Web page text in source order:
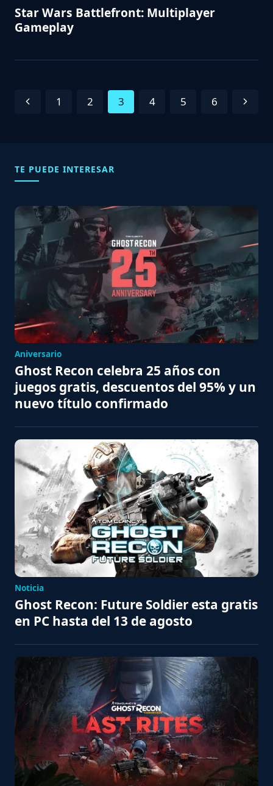
Star Wars Battlefront: Multiplayer
Gameplay
Navegación
Previous
1 2 3 4 5 6
Next
TE PUEDE INTERESAR
Aniversario
Ghost Recon celebra 25 años con
juegos gratis, descuentos del 95% y un
nuevo título confirmado
Noticia
Ghost Recon: Future Soldier esta gratis
en PC hasta del 13 de agosto